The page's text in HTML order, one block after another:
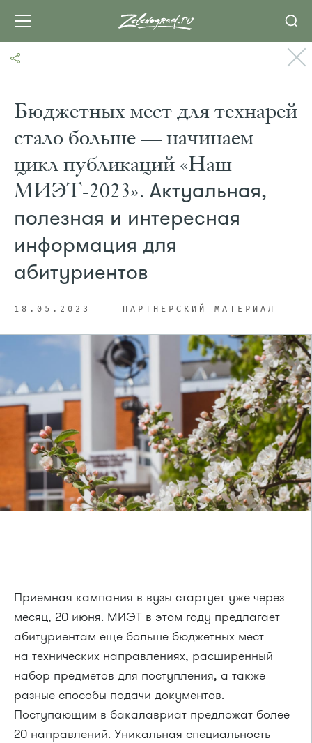
Бюджетных мест для технарей
стало больше — начинаем
цикл публикаций «Наш
МИЭТ-2023». Актуальная,
полезная и интересная
информация для
абитуриентов
18.05.2023 ПАРТНЕРСКИЙ МАТЕРИАЛ
Приемная кампания в вузы стартует уже через
месяц, 20 июня. МИЭТ в этом году предлагает
абитуриентам еще больше бюджетных мест
на технических направлениях, расширенный
набор предметов для поступления, а также
разные способы подачи документов.
Поступающим в бакалавриат предложат более
20 направлений. Уникальная специальность